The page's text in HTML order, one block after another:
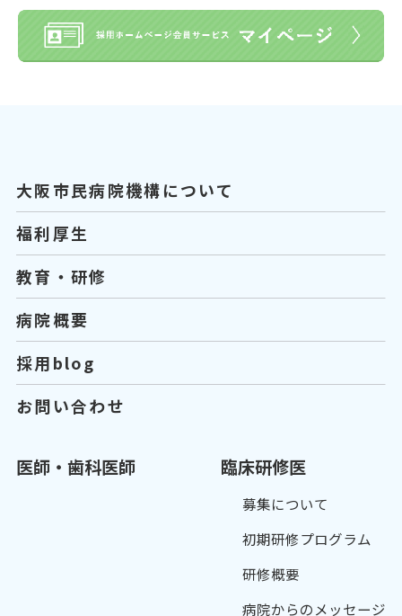
大阪市民病院機構について
福利厚生
教育・研修
病院概要
採用blog
お問い合わせ
医師・歯科医師 臨床研修医
募集について
初期研修プログラム
研修概要
病院からのメッセージ